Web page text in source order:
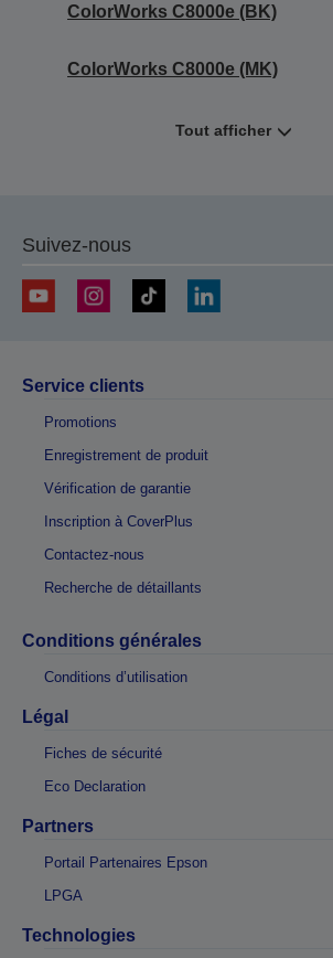
ColorWorks C8000e (BK)
ColorWorks C8000e (MK)
Tout afficher
Suivez-nous
Service clients
Promotions
Enregistrement de produit
Vérification de garantie
Inscription à CoverPlus
Contactez-nous
Recherche de détaillants
Conditions générales
Conditions d’utilisation
Légal
Fiches de sécurité
Eco Declaration
Partners
Portail Partenaires Epson
LPGA
Technologies